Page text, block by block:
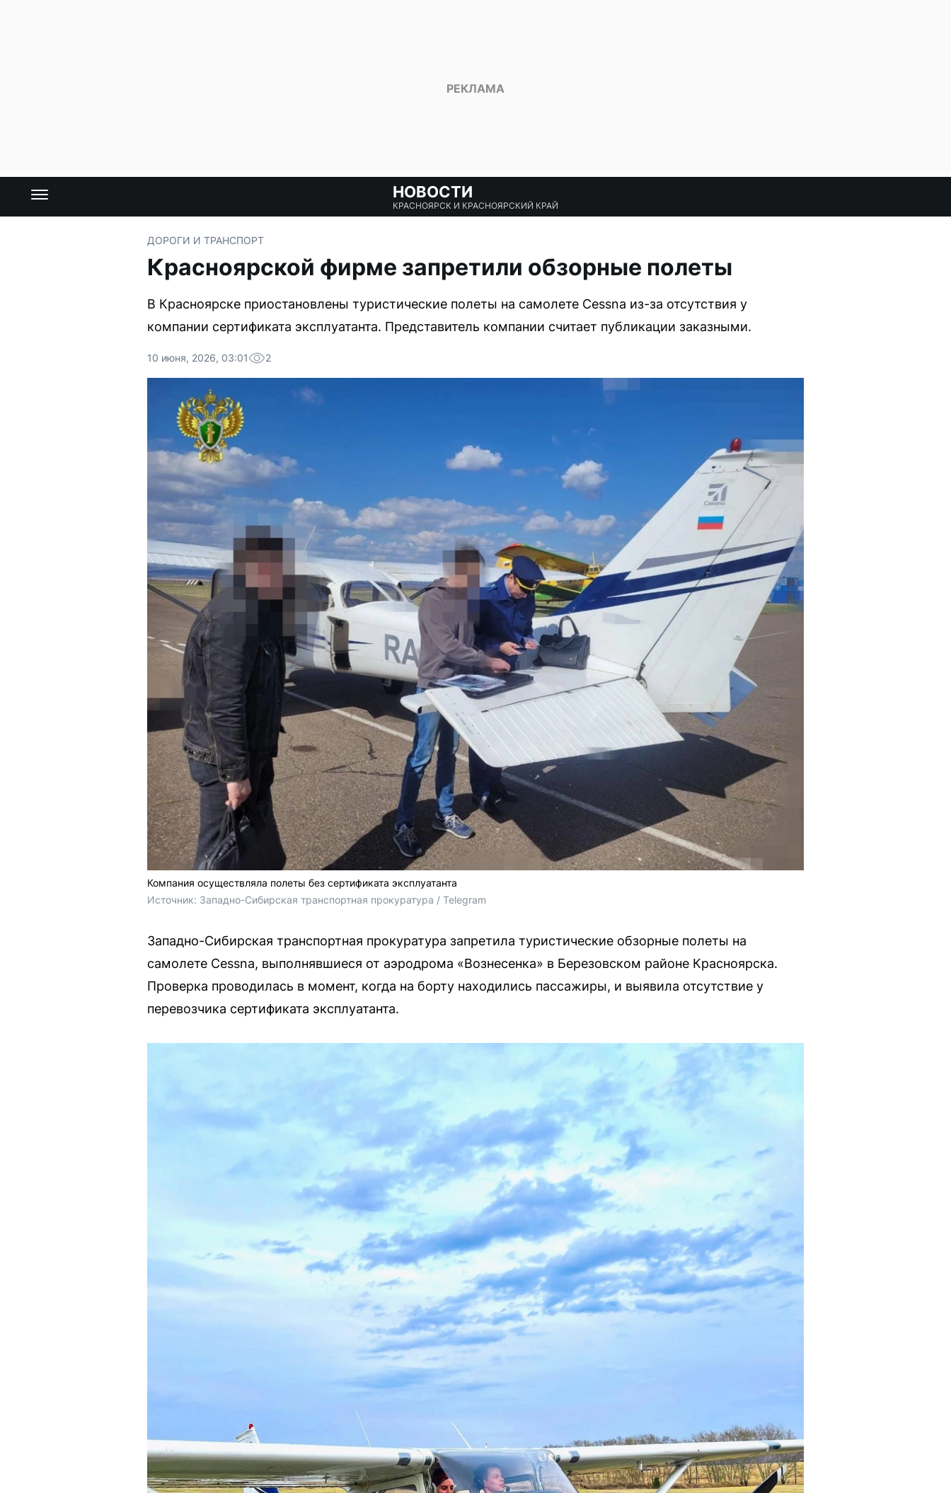
НОВОСТИ
КРАСНОЯРСК И КРАСНОЯРСКИЙ КРАЙ
ДОРОГИ И ТРАНСПОРТ
Красноярской фирме запретили обзорные полеты
В Красноярске приостановлены туристические полеты на самолете Cessna из-за отсутствия у
компании сертификата эксплуатанта. Представитель компании считает публикации заказными.
10 июня, 2026, 03:01 2
Компания осуществляла полеты без сертификата эксплуатанта
Источник: Западно-Сибирская транспортная прокуратура / Telegram
Западно-Сибирская транспортная прокуратура запретила туристические обзорные полеты на
самолете Cessna, выполнявшиеся от аэродрома «Вознесенка» в Березовском районе Красноярска.
Проверка проводилась в момент, когда на борту находились пассажиры, и выявила отсутствие у
перевозчика сертификата эксплуатанта.